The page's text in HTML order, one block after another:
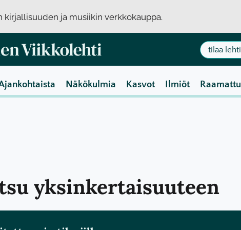
kirjallisuuden ja musiikin verkkokauppa.
tilaa lehti
Näkökulmia Kasvot Ilmiöt Raamattu
yksinkertaisuuteen